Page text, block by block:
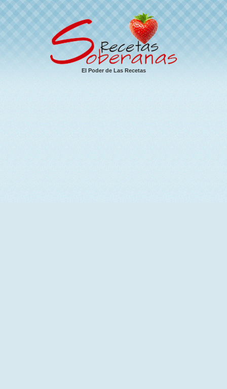
El Poder de Las Recetas